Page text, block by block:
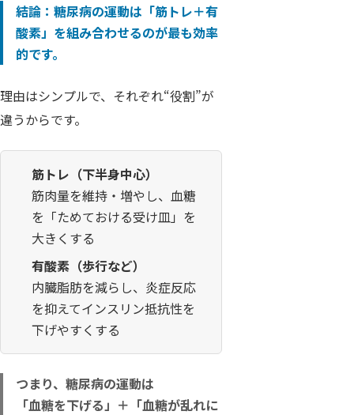
結論：糖尿病の運動は「筋トレ＋有
酸素」を組み合わせるのが最も効率
的です。
理由はシンプルで、それぞれ“役割”が
違うからです。
筋トレ（下半身中心）
筋肉量を維持・増やし、血糖
を「ためておける受け皿」を
大きくする
有酸素（歩行など）
内臓脂肪を減らし、炎症反応
を抑えてインスリン抵抗性を
下げやすくする
つまり、糖尿病の運動は
「血糖を下げる」＋「血糖が乱れに